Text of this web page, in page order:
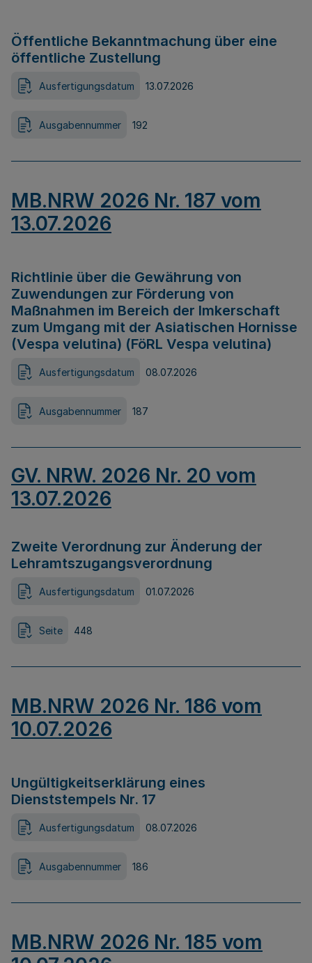
Öffentliche Bekanntmachung über eine
öffentliche Zustellung
Ausfertigungsdatum 13.07.2026
Ausgabennummer 192
MB.NRW 2026 Nr. 187 vom
13.07.2026
Richtlinie über die Gewährung von
Zuwendungen zur Förderung von
Maßnahmen im Bereich der Imkerschaft
zum Umgang mit der Asiatischen Hornisse
(Vespa velutina) (FöRL Vespa velutina)
Ausfertigungsdatum 08.07.2026
Ausgabennummer 187
GV. NRW. 2026 Nr. 20 vom
13.07.2026
Zweite Verordnung zur Änderung der
Lehramtszugangsverordnung
Ausfertigungsdatum 01.07.2026
Seite 448
MB.NRW 2026 Nr. 186 vom
10.07.2026
Ungültigkeitserklärung eines
Dienststempels Nr. 17
Ausfertigungsdatum 08.07.2026
Ausgabennummer 186
MB.NRW 2026 Nr. 185 vom